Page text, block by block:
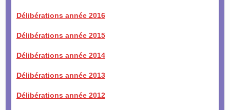
Délibérations année 2016
Délibérations année 2015
Délibérations année 2014
Délibérations année 2013
Délibérations année 2012